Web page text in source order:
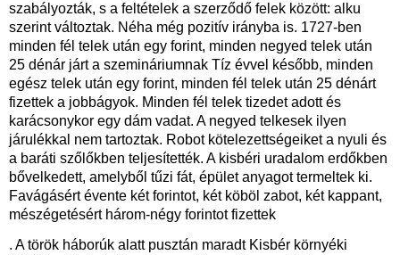
szabályozták, s a feltételek a szerződő felek között: alku
szerint változtak. Néha még pozitív irányba is. 1727-ben
minden fél telek után egy forint, minden negyed telek után
25 dénár járt a szemináriumnak Tíz évvel később, minden
egész telek után egy forint, minden fél telek után 25 dénárt
fizettek a jobbágyok. Minden fél telek tizedet adott és
karácsonykor egy dám vadat. A negyed telkesek ilyen
járulékkal nem tartoztak. Robot kötelezettségeiket a nyuli és
a baráti szőlőkben teljesítették. A kisbéri uradalom erdőkben
bővelkedett, amelyből tűzi fát, épület anyagot termeltek ki.
Favágásért évente két forintot, két köböl zabot, két kappant,
mészégetésért három-négy forintot fizettek
. A török háborúk alatt pusztán maradt Kisbér környéki